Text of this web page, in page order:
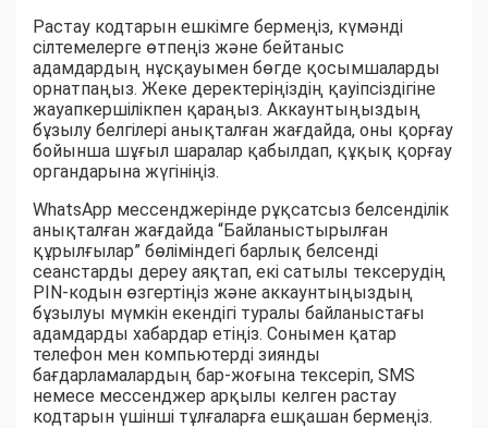
Растау кодтарын ешкімге бермеңіз, күмәнді
сілтемелерге өтпеңіз және бейтаныс
адамдардың нұсқауымен бөгде қосымшаларды
орнатпаңыз. Жеке деректеріңіздің қауіпсіздігіне
жауапкершілікпен қараңыз. Аккаунтыңыздың
бұзылу белгілері анықталған жағдайда, оны қорғау
бойынша шұғыл шаралар қабылдап, құқық қорғау
органдарына жүгініңіз.
WhatsApp мессенджерінде рұқсатсыз белсенділік
анықталған жағдайда “Байланыстырылған
құрылғылар” бөліміндегі барлық белсенді
сеанстарды дереу аяқтап, екі сатылы тексерудің
PIN-кодын өзгертіңіз және аккаунтыңыздың
бұзылуы мүмкін екендігі туралы байланыстағы
адамдарды хабардар етіңіз. Сонымен қатар
телефон мен компьютерді зиянды
бағдарламалардың бар-жоғына тексеріп, SMS
немесе мессенджер арқылы келген растау
кодтарын үшінші тұлғаларға ешқашан бермеңіз.